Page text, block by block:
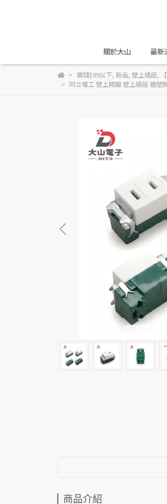
關於大山 最新
價錢$99以下, 新品, 壁上插座,
同立電工 壁上開關 壁上插座 牆壁
商品介紹